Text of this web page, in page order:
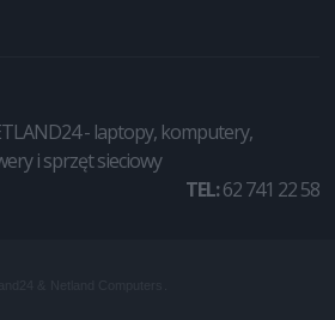
- laptopy, komputery,
i sprzęt sieciowy
TEL:62 741 22 58